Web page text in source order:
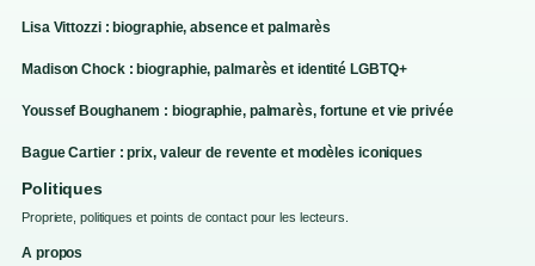
Lisa Vittozzi : biographie, absence et palmarès
Madison Chock : biographie, palmarès et identité LGBTQ+
Youssef Boughanem : biographie, palmarès, fortune et vie privée
Bague Cartier : prix, valeur de revente et modèles iconiques
Politiques
Propriete, politiques et points de contact pour les lecteurs.
A propos